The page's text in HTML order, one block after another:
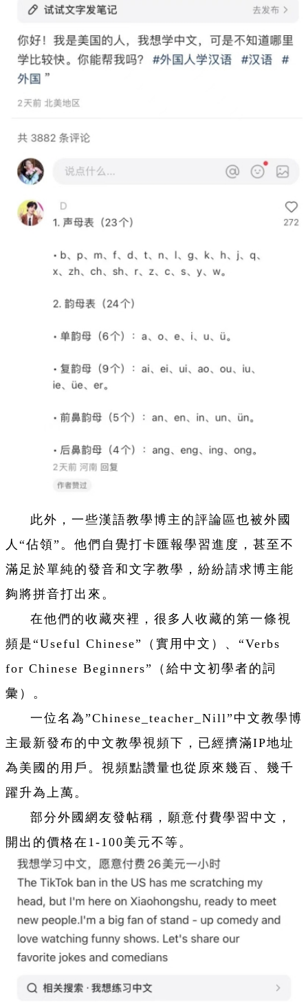
此外，一些漢語教學博主的評論區也被外國
人“佔領”。他們自覺打卡匯報學習進度，甚至不
滿足於單純的發音和文字教學，紛紛請求博主能
夠將拼音打出來。
在他們的收藏夾裡，很多人收藏的第一條視
頻是“Useful Chinese”（實用中文）、“Verbs
for Chinese Beginners”（給中文初學者的詞
彙）。
一位名為”Chinese_teacher_Nill”中文教學博
主最新發布的中文教學視頻下，已經擠滿IP地址
為美國的用戶。視頻點讚量也從原來幾百、幾千
躍升為上萬。
部分外國網友發帖稱，願意付費學習中文，
開出的價格在1-100美元不等。